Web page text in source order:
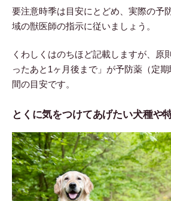
要注意時季は目安にとどめ、実際の予
域の獣医師の指示に従いましょう。
くわしくはのちほど記載しますが、原
ったあと1ヶ月後まで」が予防薬（定
間の目安です。
とくに気をつけてあげたい犬種や